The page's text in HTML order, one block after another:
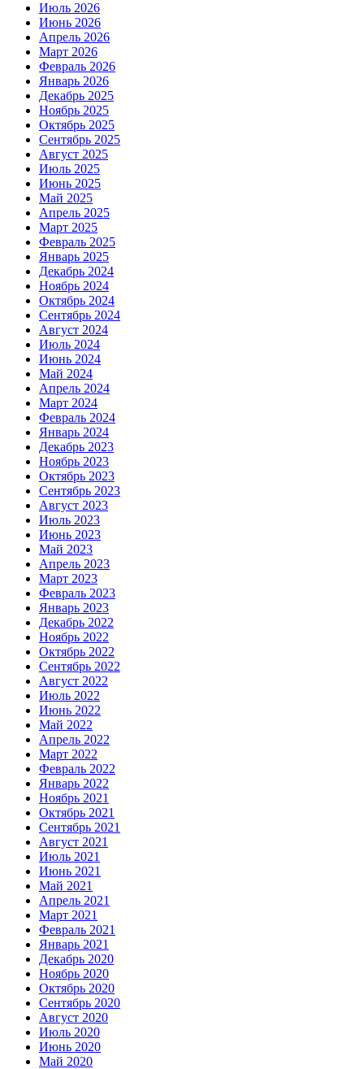
Июль 2026
Июнь 2026
Апрель 2026
Март 2026
Февраль 2026
Январь 2026
Декабрь 2025
Ноябрь 2025
Октябрь 2025
Сентябрь 2025
Август 2025
Июль 2025
Июнь 2025
Май 2025
Апрель 2025
Март 2025
Февраль 2025
Январь 2025
Декабрь 2024
Ноябрь 2024
Октябрь 2024
Сентябрь 2024
Август 2024
Июль 2024
Июнь 2024
Май 2024
Апрель 2024
Март 2024
Февраль 2024
Январь 2024
Декабрь 2023
Ноябрь 2023
Октябрь 2023
Сентябрь 2023
Август 2023
Июль 2023
Июнь 2023
Май 2023
Апрель 2023
Март 2023
Февраль 2023
Январь 2023
Декабрь 2022
Ноябрь 2022
Октябрь 2022
Сентябрь 2022
Август 2022
Июль 2022
Июнь 2022
Май 2022
Апрель 2022
Март 2022
Февраль 2022
Январь 2022
Ноябрь 2021
Октябрь 2021
Сентябрь 2021
Август 2021
Июль 2021
Июнь 2021
Май 2021
Апрель 2021
Март 2021
Февраль 2021
Январь 2021
Декабрь 2020
Ноябрь 2020
Октябрь 2020
Сентябрь 2020
Август 2020
Июль 2020
Июнь 2020
Май 2020